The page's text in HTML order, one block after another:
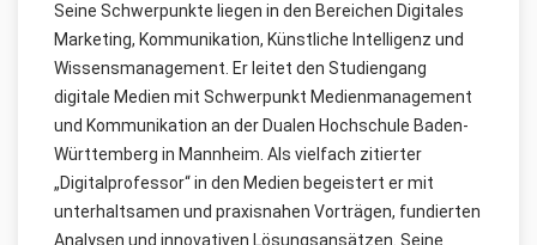
Seine Schwerpunkte liegen in den Bereichen Digitales
Marketing, Kommunikation, Künstliche Intelligenz und
Wissensmanagement. Er leitet den Studiengang
digitale Medien mit Schwerpunkt Medienmanagement
und Kommunikation an der Dualen Hochschule Baden-
Württemberg in Mannheim. Als vielfach zitierter
„Digitalprofessor“ in den Medien begeistert er mit
unterhaltsamen und praxisnahen Vorträgen, fundierten
Analysen und innovativen Lösungsansätzen. Seine